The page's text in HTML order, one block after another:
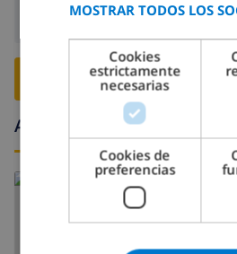
Salida:Antes
RESERVE ESTE
Alrededores
Leer más sobre:
España Costa
MOSTRAR TODOS LOS
Cookies
estrictamente
necesarias
Cookies de
preferencias